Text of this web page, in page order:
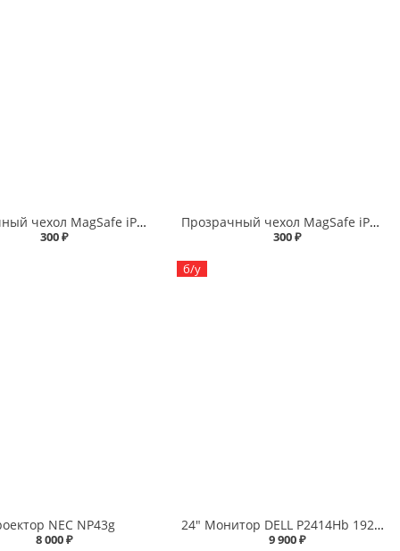
Прозрачный чехол MagSafe iPhone 13
300 ₽
Прозрачный чехол MagSafe iPhone 14 Pro Max
300 ₽
NEC NP43g
8 000 ₽
б/у
24" Монитор DELL P2414Hb 1920x1080, IPS
9 900 ₽